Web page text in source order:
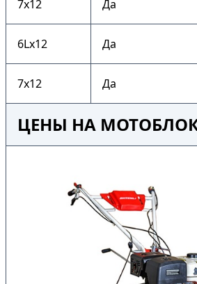
7х12 Да
6Lх12 Да
7х12 Да
ЦЕНЫ НА МОТОБЛОК